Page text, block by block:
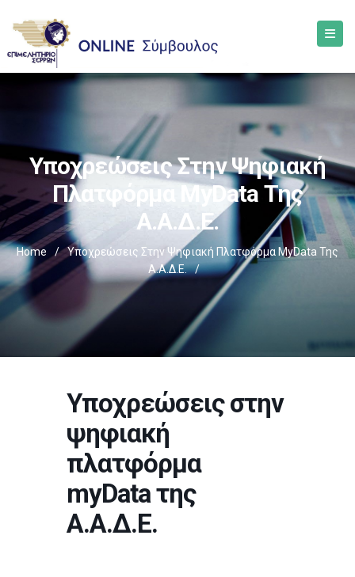
Υποχρεώσεις Στην Ψηφιακή
Πλατφόρμα MyData Της
Α.Α.Δ.Ε.
Home /
Υποχρεώσεις Στην Ψηφιακή Πλατφόρμα MyData Της
Α.Α.Δ.Ε.
/
Υποχρεώσεις στην
ψηφιακή
πλατφόρμα
myData της
Α.Α.Δ.Ε.